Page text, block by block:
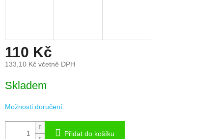
110 Kč
133,10 Kč včetně DPH
cena:
Skladem
Možnosti doručení
Přidat do košíku